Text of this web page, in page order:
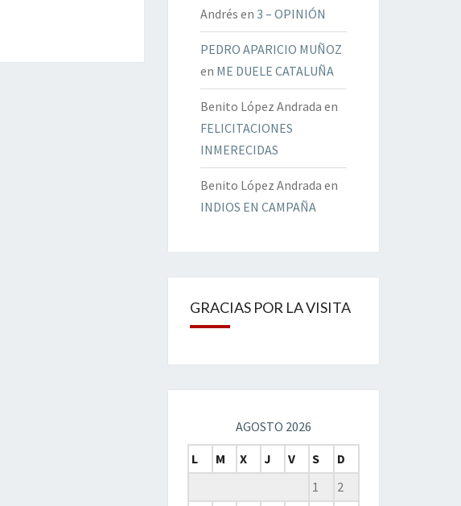
Andrés en 3 – OPINIÓN
PEDRO APARICIO MUÑOZ
en ME DUELE CATALUÑA
Benito López Andrada en
FELICITACIONES
INMERECIDAS
Benito López Andrada en
INDIOS EN CAMPAÑA
GRACIAS POR LA VISITA
AGOSTO 2026
L
M X J V S
D
1
2